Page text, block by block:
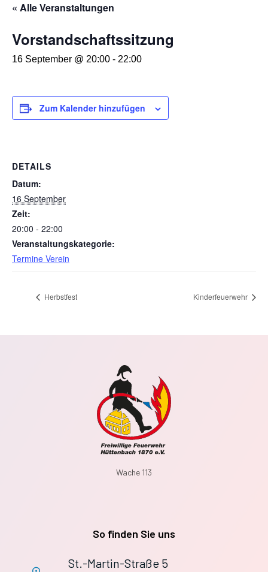
« Alle Veranstaltungen
Vorstandschaftssitzung
16 September @ 20:00 - 22:00
Zum Kalender hinzufügen
DETAILS
Datum:
16 September
Zeit:
20:00 - 22:00
Veranstaltungskategorie:
Termine Verein
Herbstfest Kinderfeuerwehr
Wache 113
So finden Sie uns
St.-Martin-Straße 5